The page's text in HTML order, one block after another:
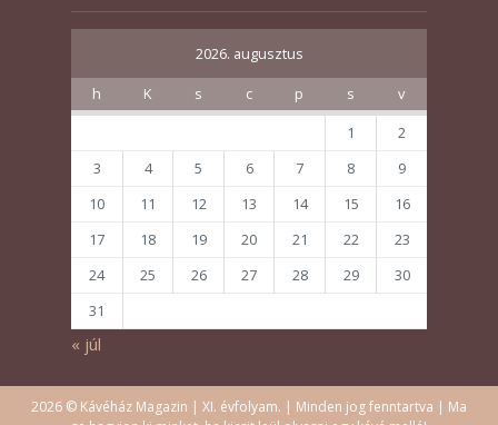
2026. augusztus
h K s c p s
v
1
2
3
4 5 6 7 8
9
10
11 12 13 14 15
16
17
18 19 20 21 22
23
24
25 26 27 28 29
30
31
« júl
2026 © Kávéház Magazin | XI. évfolyam. | Minden jog fenntartva | Ma